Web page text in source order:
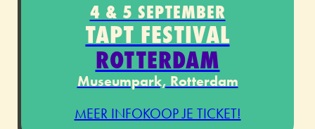
4 & 5 SEPTEMBER
TAPT FESTIVAL
ROTTERDAM
Museumpark, Rotterdam
MEER INFOKOOP JE TICKET!